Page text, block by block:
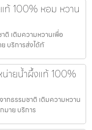
ท้ 100% หอม หวาน
ติ เติมความหวานเพื่อ
บริการส่งได้ทั
น่ายน้ำผึ้งแท้ 100%
กธรรมชาติ เติมความหวาน
มาย บริการ